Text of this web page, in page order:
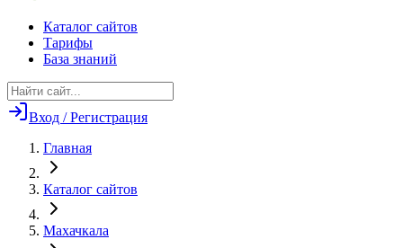
Каталог сайтов
Тарифы
База знаний
Вход / Регистрация
Главная
Каталог сайтов
Махачкала